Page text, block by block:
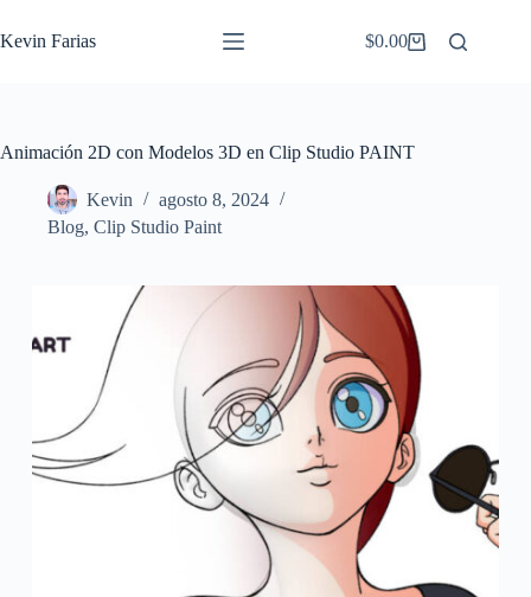
al
contenido
Kevin Farias
Carro
$0.00
Animación 2D con Modelos 3D en Clip Studio PAINT
Kevin
agosto 8, 2024
Blog, Clip Studio Paint